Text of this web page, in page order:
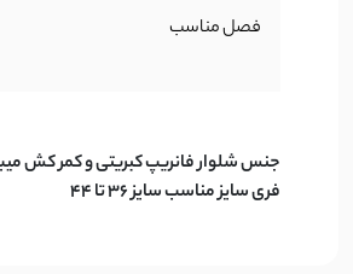
فصل مناسب
جنس شلوار فانریپ کبریتی و کمر کش
فری سایز مناسب سایز 36 تا 44